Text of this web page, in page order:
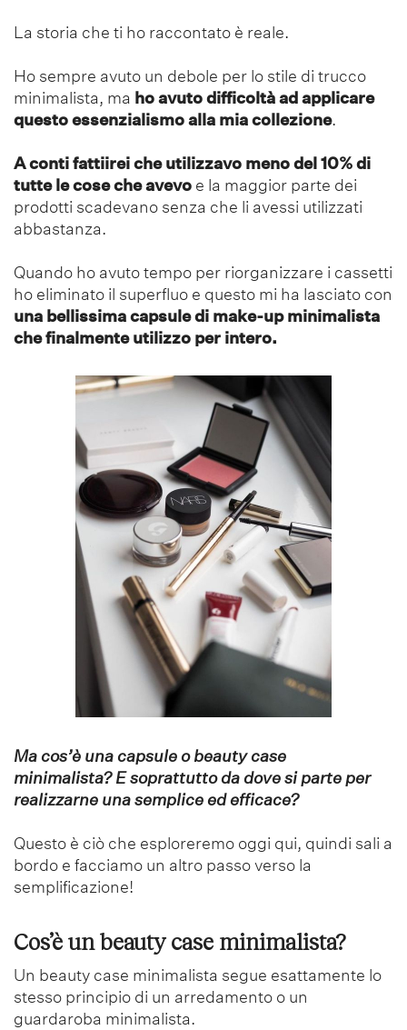
La storia che ti ho raccontato è reale.
Ho sempre avuto un debole per lo stile di trucco
minimalista, ma ho avuto difficoltà ad applicare
questo essenzialismo alla mia collezione.
A conti fattiirei che utilizzavo meno del 10% di
tutte le cose che avevo e la maggior parte dei
prodotti scadevano senza che li avessi utilizzati
abbastanza.
Quando ho avuto tempo per riorganizzare i cassetti
ho eliminato il superfluo e questo mi ha lasciato con
una bellissima capsule di make-up minimalista
che finalmente utilizzo per intero.
Ma cos’è una capsule o beauty case
minimalista? E soprattutto da dove si parte per
realizzarne una semplice ed efficace?
Questo è ciò che esploreremo oggi qui, quindi sali a
bordo e facciamo un altro passo verso la
semplificazione!
Cos’è un beauty case minimalista?
Un beauty case minimalista segue esattamente lo
stesso principio di un arredamento o un
guardaroba minimalista.